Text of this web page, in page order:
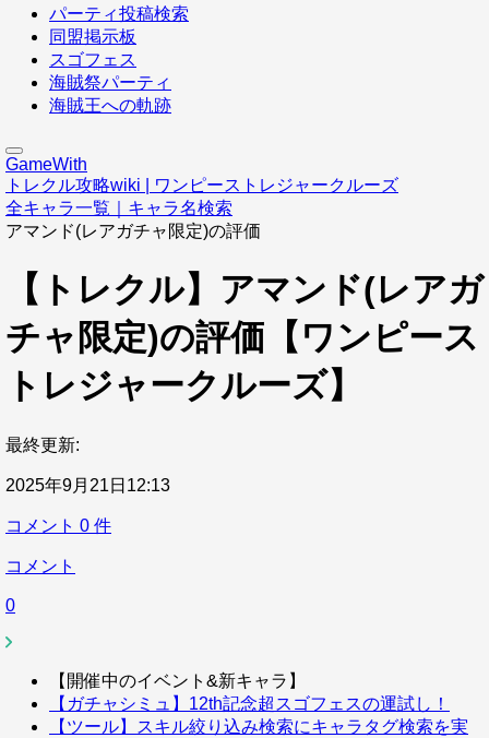
パーティ投稿検索
同盟掲示板
スゴフェス
海賊祭パーティ
海賊王への軌跡
GameWith
トレクル攻略wiki | ワンピーストレジャークルーズ
全キャラ一覧｜キャラ名検索
アマンド(レアガチャ限定)の評価
【トレクル】アマンド(レアガ
チャ限定)の評価【ワンピース
トレジャークルーズ】
最終更新:
2025年9月21日12:13
コメント 0 件
コメント
0
【開催中のイベント&新キャラ】
【ガチャシミュ】12th記念超スゴフェスの運試し！
【ツール】スキル絞り込み検索にキャラタグ検索を実